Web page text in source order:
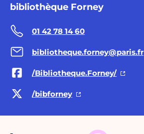
bibliothèque Forney
01 42 78 14 60
bibliotheque.forney@paris.fr
/Bibliotheque.Forney/
/bibforney